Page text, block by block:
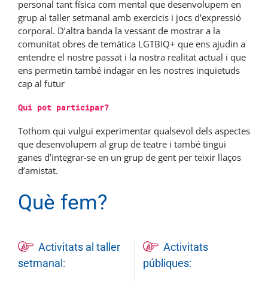
personal tant física com mental que desenvolupem en
grup al taller setmanal amb exercicis i jocs d’expressió
corporal. D’altra banda la vessant de mostrar a la
comunitat obres de temàtica LGTBIQ+ que ens ajudin a
entendre el nostre passat i la nostra realitat actual i que
ens permetin també indagar en les nostres inquietuds
cap al futur
Qui pot participar?
Tothom qui vulgui experimentar qualsevol dels aspectes
que desenvolupem al grup de teatre i també tingui
ganes d’integrar-se en un grup de gent per teixir llaços
d’amistat.
Què fem?
Activitats al taller
setmanal:
Activitats
públiques: